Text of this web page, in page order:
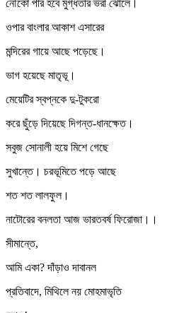
নৌকো পার হবে মুগ্ধতার ভরা ঝোলে।
ওপার বাংলার আকাশ এসারের
মন্দিরের গায়ে আছে পড়েছে।
ভাগ হয়েছে মাতৃভূ।
মেয়েটির স্বপ্নকে দু-টুকরো
করে ছুঁড়ে দিয়েছে দিগন্ত-ধানক্ষেত।
সবুজ সোনালী হয়ে মিশে গেছে
সুখান্তে। চরভূমিতে পড়ে আছে
শত শত লালফুল।
নাটোরের বনলতা আজ ভারতবর্ষ ফিরোজা।।
সীমান্তে,
আমি একা? দাঁড়াও দাবানল
প্রতিবাদে, মিথিলে নয় মোহমাভৃতি